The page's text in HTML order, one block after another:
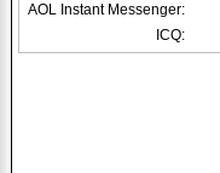
AOL Instant Messenger:
ICQ: